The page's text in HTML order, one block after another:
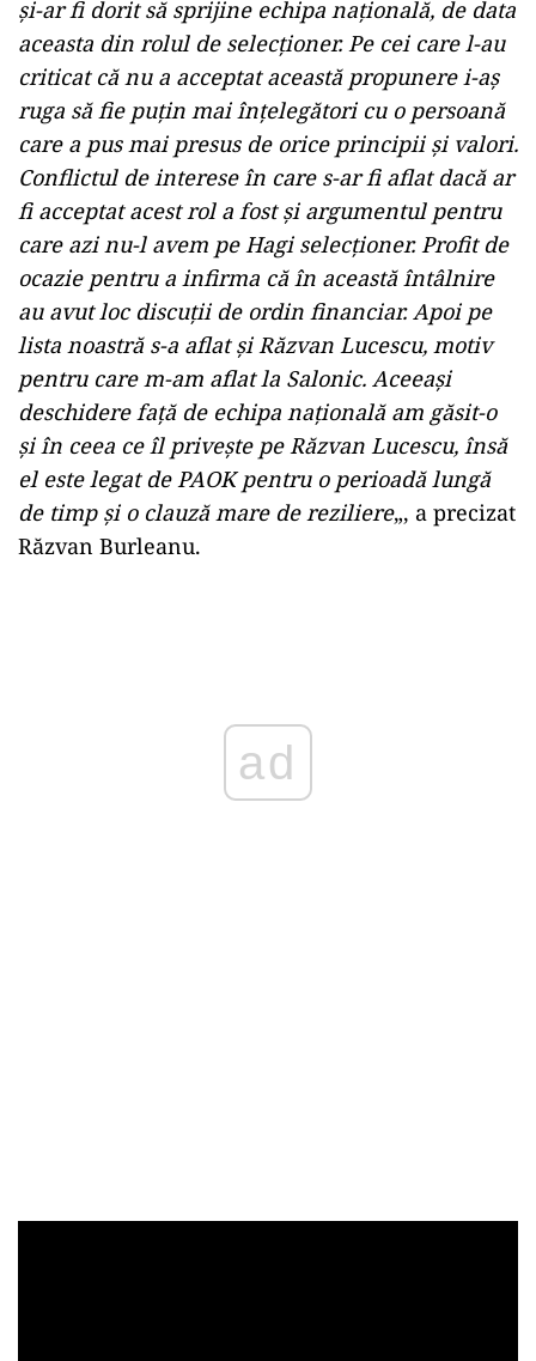
şi-ar fi dorit să sprijine echipa naţională, de data
aceasta din rolul de selecţioner. Pe cei care l-au
criticat că nu a acceptat această propunere i-aş
ruga să fie puţin mai înţelegători cu o persoană
care a pus mai presus de orice principii şi valori.
Conflictul de interese în care s-ar fi aflat dacă ar
fi acceptat acest rol a fost şi argumentul pentru
care azi nu-l avem pe Hagi selecţioner. Profit de
ocazie pentru a infirma că în această întâlnire
au avut loc discuţii de ordin financiar. Apoi pe
lista noastră s-a aflat şi Răzvan Lucescu, motiv
pentru care m-am aflat la Salonic. Aceeaşi
deschidere faţă de echipa naţională am găsit-o
şi în ceea ce îl priveşte pe Răzvan Lucescu, însă
el este legat de PAOK pentru o perioadă lungă
de timp şi o clauză mare de reziliere„, a precizat
Răzvan Burleanu.